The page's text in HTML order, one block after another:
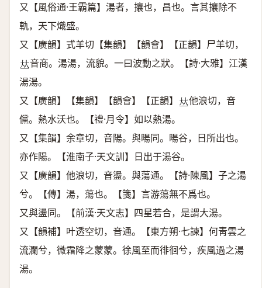
又【風俗通·王霸篇】湯者，攘也，昌也。言其攘除不
軌，天下熾盛。
又【廣韻】式羊切【集韻】【韻會】【正韻】尸羊切，
𠀤音商。湯湯，流貌。一曰波動之狀。【詩·大雅】江漢
湯湯。
又【廣韻】【集韻】【韻會】【正韻】 𠀤他浪切，音
儻。熱水沃也。【禮·月令】如以熱湯。
又【集韻】余章切，音陽。與暘同。暘谷，日所出也。
亦作陽。【淮南子·天文訓】日出于湯谷。
又【廣韻】他浪切，音盪。與蕩通。【詩·陳風】子之湯
兮。【傳】湯，蕩也。【箋】言游蕩無不爲也。
又與盪同。【前漢·天文志】四星若合，是謂大湯。
又【韻補】叶透空切，音通。【東方朔·七諫】何靑雲之
流瀾兮，微霜降之蒙蒙。徐風至而徘徊兮，疾風過之湯
湯。